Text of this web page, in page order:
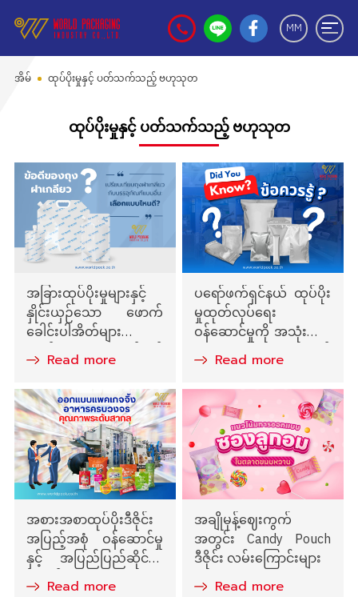
MM
အိမ် ထုပ်ပိုးမှုနှင့် ပတ်သက်သည့် ဗဟုသုတ
ထုပ်ပိုးမှုနှင့် ပတ်သက်သည့် ဗဟုသုတ
အခြားထုပ်ပိုးမှုများနှင့်
နှိုင်းယှဉ်သော ဖောက်
ခေါင်းပါအိတ်များ –
ဘယ်ဟာကို ရွေးချယ်သင့်
သလဲ?Read more
ပရော်ဖက်ရှင်နယ် ထုပ်ပိုး
မှုထုတ်လုပ်ရေး
ဝန်ဆောင်မှုကို အသုံးပြုမီ
သိထားသင့်သော အချက်
များRead more
အစားအစာထုပ်ပိုးဒီဇိုင်း
အပြည့်အစုံ ဝန်ဆောင်မှု
နှင့် အပြည်ပြည်ဆိုင်ရာ
အဆင့်အတန်း
Read more
အချိုမုန့်ဈေးကွက်
အတွင်း Candy Pouch
ဒီဇိုင်း လမ်းကြောင်းများ
Read more